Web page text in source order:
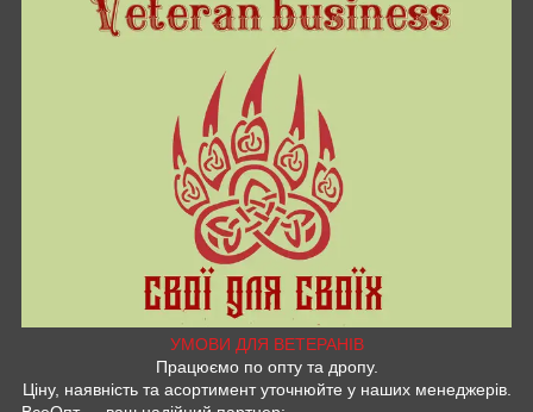
УМОВИ ДЛЯ ВЕТЕРАНІВ
Працюємо по опту та дропу.
Ціну, наявність та асортимент уточнюйте у наших менеджерів.